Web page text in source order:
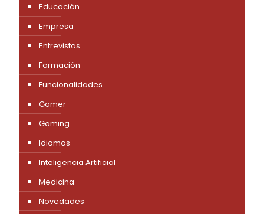
Educación
Empresa
Entrevistas
Formación
Funcionalidades
Gamer
Gaming
Idiomas
Inteligencia Artificial
Medicina
Novedades